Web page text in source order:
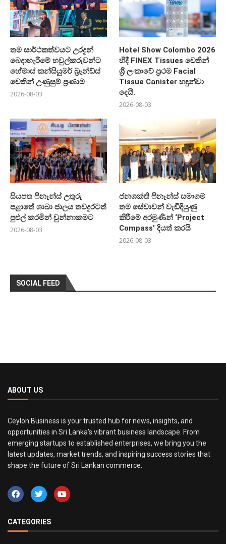
තම සාර්ථකත්වයට උරදුන්
බෙදාහැරීමේ හවුල්කරුවන්ට
හේමාස් කන්සියුමර් බ්‍රෑන්ඩ්ස්
වෙතින් උණුසුම් ප්‍රණාම
2026-08-03
Hotel Show Colombo 2026
හිදී FINEX Tissues වෙතින්
ශ්‍රී ලංකාවේ ප්‍රථම Facial
Tissue Canister හඳුන්වා
දෙයි.
2026-08-03
සියපත ෆිනෑන්ස් උතුරු
පළාතේ ශාඛා ජාලය තවදුරටත්
පුළුල් කරමින් චුන්නාකමට
2026-08-03
ජනශක්ති ෆිනෑන්ස් සමාගම
තම සේවාවන් වැඩිදියුණු
කිරීමේ අරමුණින් ‘Project
Compass’ දියත් කරයි
2026-08-03
SOCIAL FEED
ABOUT US
Ceylon Business is your trusted hub for news, insights, and
opportunities in Sri Lanka’s vibrant business landscape. From
emerging startups to established enterprises, we bring you the
latest updates, market trends, and inspiring success stories that
shape the future of Sri Lankan commerce.
CATEGORIES